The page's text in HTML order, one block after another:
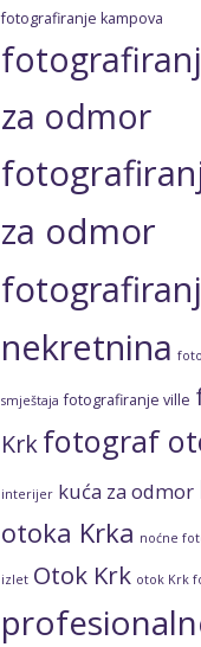
fotografiranje kampova
za odmor
za odmor
nekretnina
smještaja fotografiranje ville
Krkfotograf
interijer kuća za odmor
otoka Krka noćne
izlet Otok Krk otok Krk